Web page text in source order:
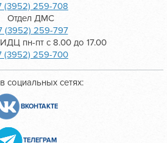
(3952) 259-708
Отдел ДМС
(3952) 259-797
пн-пт с 8.00 до 17.00
(3952) 259-700
социальных сетях:
ВКОНТАКТЕ
ТЕЛЕГРАМ